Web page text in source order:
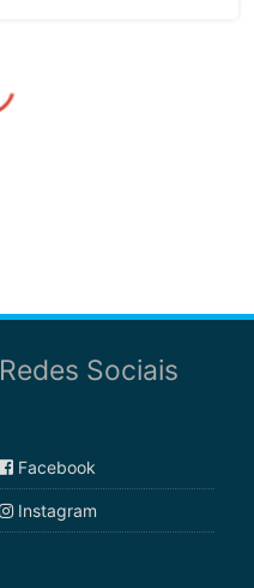
Redes Sociais
Facebook
Instagram